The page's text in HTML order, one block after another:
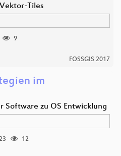
Tiles
9
FOSSGIS 2017
im
zu OS Entwicklung
12